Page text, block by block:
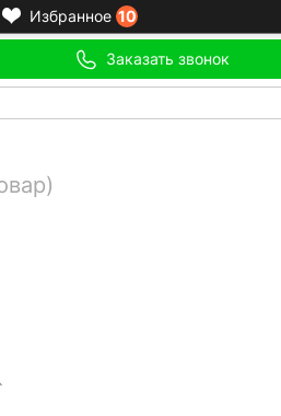
Избранное 10
Заказать звонок